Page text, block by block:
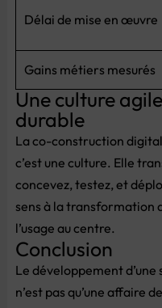
Délai de mise en œuvre
Gains métiers mesurés
Une culture
durable
La co-construction
c’est une culture. Elle
concevez, testez, et
sens à la transformation
l’usage au centre.
Conclusion
Le développement
n’est pas qu’une affaire